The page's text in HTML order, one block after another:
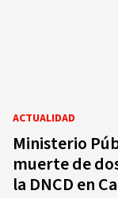
ACTUALIDAD
Ministerio
muerte de
la DNCD en